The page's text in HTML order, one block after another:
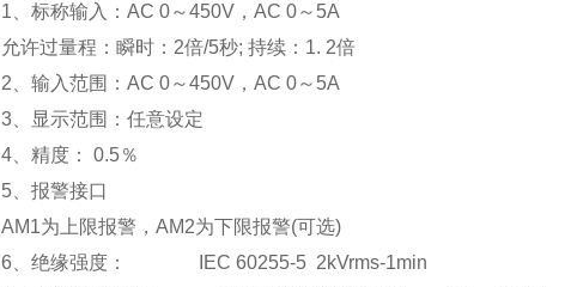
1 、标称输入：AC 0～450V ，AC 0～5A
允许过量程：瞬时：2倍/5秒; 持续：1. 2倍
2 、输入范围：AC 0～450V ，AC 0～5A
3
显示范围： 任意设定
4 、精度： 0.5％
5
报警接口
AM1为上限报警，AM2为下限报警(可选)
6
绝缘强度： IEC 60255-5 2kVrms-1min